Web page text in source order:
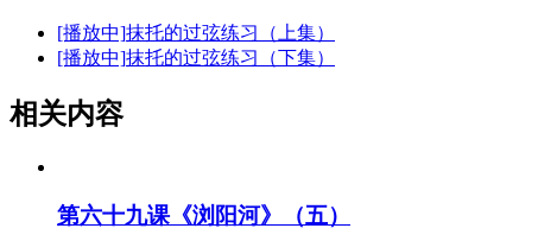
[播放中]抹托的过弦练习（上集）
[播放中]抹托的过弦练习（下集）
相关内容
第六十九课《浏阳河》（五）